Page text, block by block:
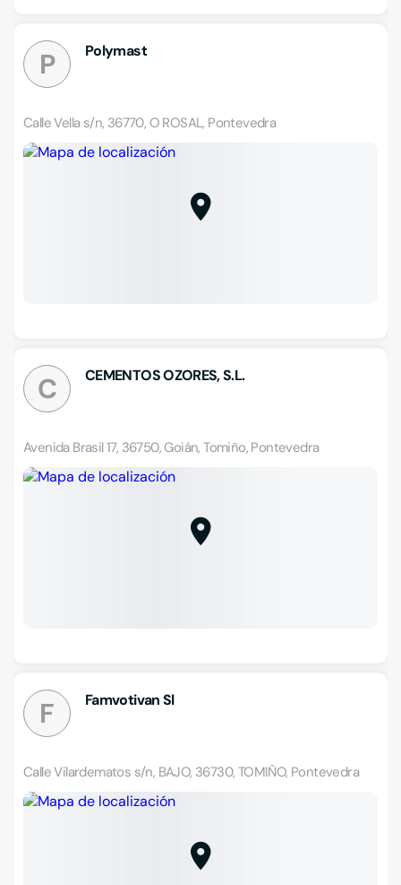
P Polymast
Calle Vella s/n, 36770, O ROSAL, Pontevedra
C CEMENTOS OZORES, S.L.
Avenida Brasil 17, 36750, Goián, Tomiño, Pontevedra
F Famvotivan Sl
Calle Vilardematos s/n, BAJO, 36730, TOMIÑO, Pontevedra